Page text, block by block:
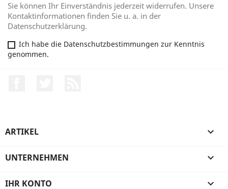
Sie können Ihr Einverständnis jederzeit widerrufen. Unsere
Kontaktinformationen finden Sie u. a. in der
Datenschutzerklärung.
Ich habe die Datenschutzbestimmungen zur Kenntnis
genommen.
ARTIKEL 
UNTERNEHMEN 
IHR KONTO 